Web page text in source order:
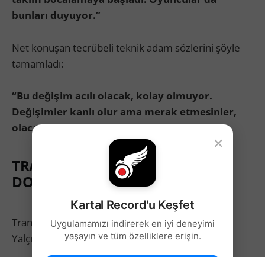
bunları duyuyor.”
Net konuşan tecrübeli teknik adam sözlerini şöyle
tamamladı:
“Bu değişim acılı olacak, kolay olmuyor.
Değişimler kanlı olur ama merak etmesinler,
olacak.”
TRANSFER MESAJI: “SABIRLA EN
DOĞRUSUNU YAPACAĞIZ”
Transfer çalışmalarıyla ilgili de bilgi veren Sergen
Yalçın, aceleci davranmayacaklarının altını çizdi:
×
Kartal Record'u Keşfet
Uygulamamızı indirerek en iyi deneyimi
yaşayın ve tüm özelliklere erişin.